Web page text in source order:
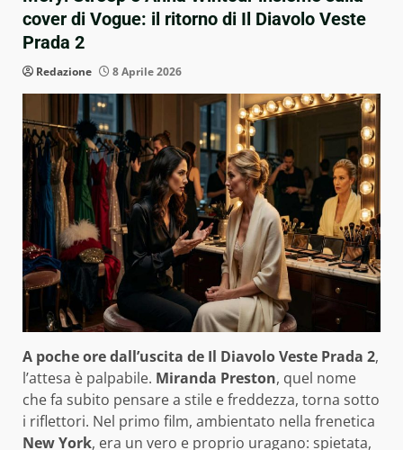
cover di Vogue: il ritorno di Il Diavolo Veste
Prada 2
Redazione 8 Aprile 2026
A poche ore dall’uscita de Il Diavolo Veste Prada 2,
l’attesa è palpabile. Miranda Preston, quel nome
che fa subito pensare a stile e freddezza, torna sotto
i riflettori. Nel primo film, ambientato nella frenetica
New York, era un vero e proprio uragano: spietata,